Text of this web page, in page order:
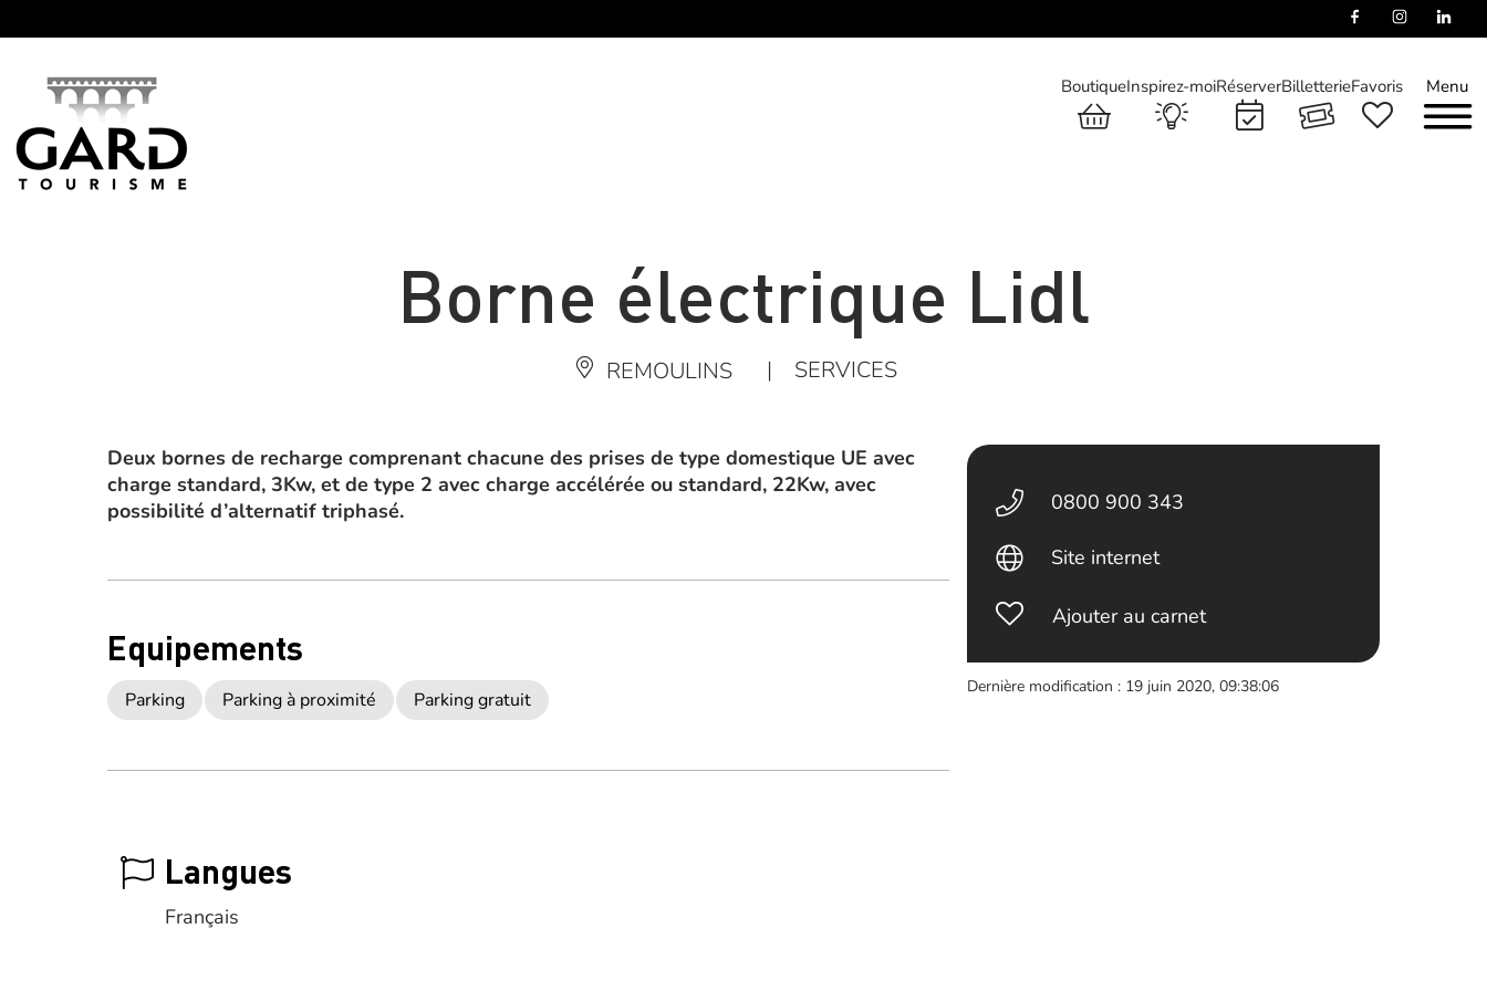
Menu
BoutiqueInspirez-moiRéserverBilletterieFavoris
Borne électrique Lidl
REMOULINS | SERVICES
Deux bornes de recharge comprenant chacune des prises de type domestique UE avec
charge standard, 3Kw, et de type 2 avec charge accélérée ou standard, 22Kw, avec
possibilité d’alternatif triphasé.
Equipements
Parking Parking à proximité Parking gratuit
Langues
Français
0800 900 343
Site internet
Ajouter au carnet
Dernière modification : 19 juin 2020, 09:38:06